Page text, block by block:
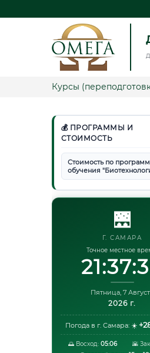
Курсы
💰 ПРОГРАММЫ И
СТОИМОСТЬ
Стоимость по
обучения
🌉
Г. САМАРА
Точное местное
Пятница, 7
2026 г.
Погода в г. Самара: ☀️
🌅 Восход: 05:06 🌇